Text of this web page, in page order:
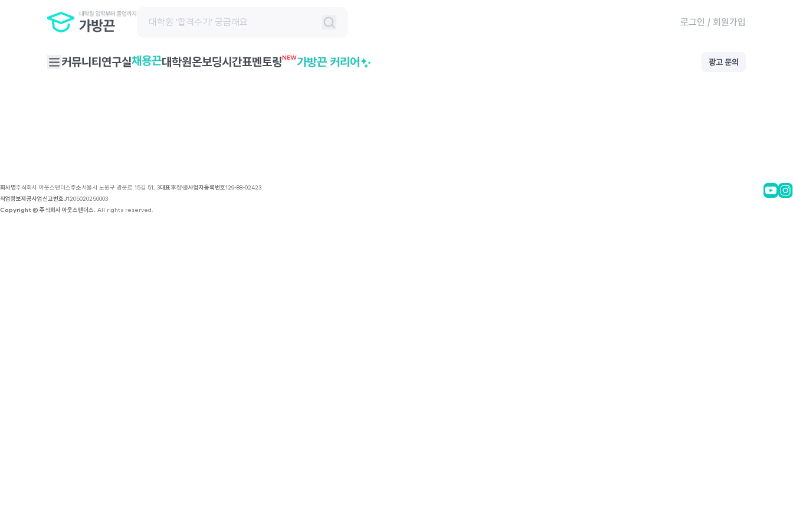
로그인 / 회원가입
커뮤니티 연구실채용끈대학원온보딩시간표멘토링NEW가방끈 커리어 광고 문의
회사명주식회사 아웃스탠더스주소서울시 노원구 광운로 15길 51, 3대표李智優사업자등록번호129-88-02423
직업정보제공사업신고번호J1205020250003
Copyright © 주식회사 아웃스탠더스. All rights reserved.